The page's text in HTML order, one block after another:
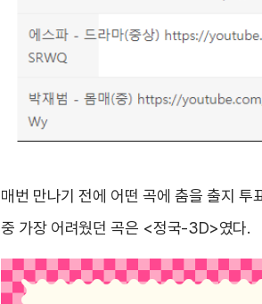
매번 만나기 전에 어떤 곡에 춤을 출지 투
중 가장 어려웠던 곡은 <정국-3D>였다.